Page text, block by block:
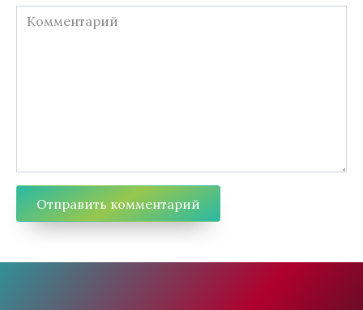
Комментарий